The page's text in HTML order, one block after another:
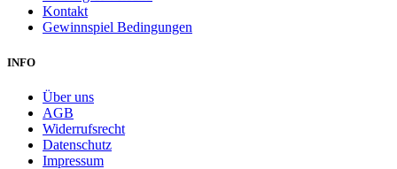
Kontakt
Gewinnspiel Bedingungen
INFO
Über uns
AGB
Widerrufsrecht
Datenschutz
Impressum